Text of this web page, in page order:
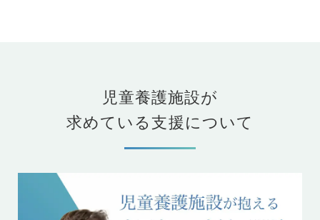
児童養護施設が
求めている支援について